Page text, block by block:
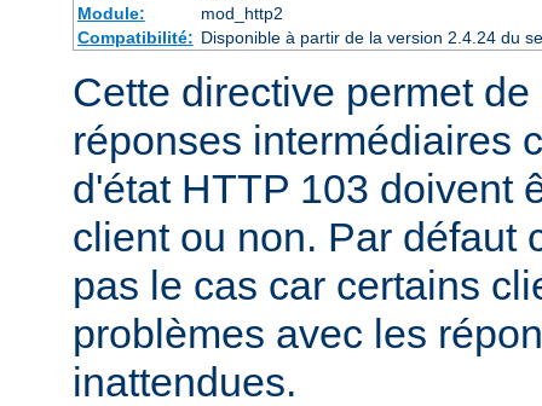
Module:
mod_http2
Compatibilité: Disponible à partir de la version 2.4.24 du
Cette directive permet
réponses intermédiaires
d'état HTTP 103 doivent
client ou non. Par défaut
pas le cas car certains
problèmes avec les
inattendues.